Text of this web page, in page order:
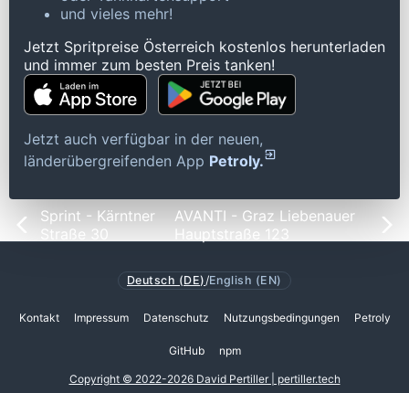
und vieles mehr!
Jetzt Spritpreise Österreich kostenlos herunterladen
und immer zum besten Preis tanken!
Jetzt auch verfügbar in der neuen,
länderübergreifenden App Petroly.
Sprint - Kärntner
Straße 30
AVANTI - Graz Liebenauer
Hauptstraße 123
Deutsch (DE)/English (EN)
Kontakt Impressum Datenschutz Nutzungsbedingungen Petroly
GitHub npm
Copyright © 2022-2026 David Pertiller | pertiller.tech